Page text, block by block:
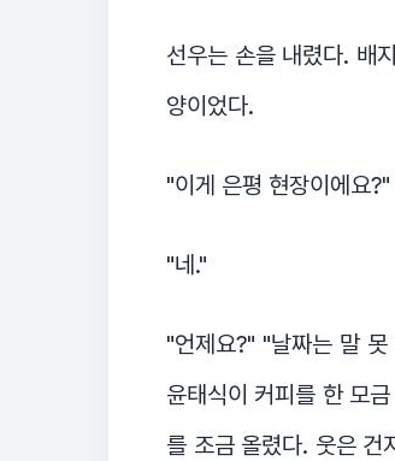
선우는 손을 내렸다. 배
양이었다.
"이게 은평 현장이에요?"
"네."
"언제요?" "날짜는 말
윤태식이 커피를 한 모
를 조금 올렸다. 웃은 건